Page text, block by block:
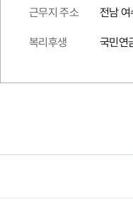
근무지 주소 전남
복리후생 국민연